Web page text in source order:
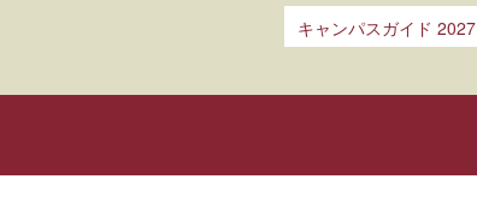
キャンパスガイド 2027